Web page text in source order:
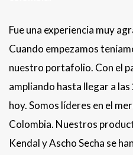
Fue una experiencia muy
Cuando empezamos
nuestro portafolio. Con el
ampliando hasta llegar a
hoy. Somos líderes en el
Colombia. Nuestros
Kendal y Ascho Secha se